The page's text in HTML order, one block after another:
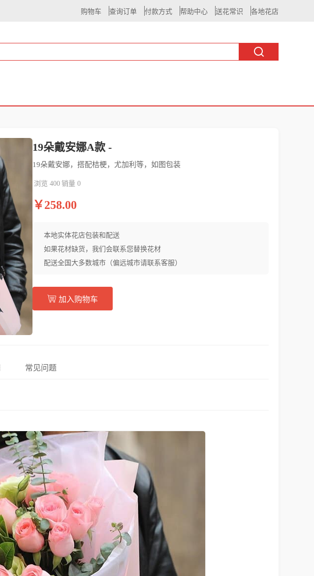
购物车 查询订单 付款方式 帮助中心 送花常识 各地花店
19朵戴安娜A款 -
19朵戴安娜，搭配桔梗，尤加利等，如图包装
浏览 400 销量 0
￥258.00
本地实体花店包装和配送
如果花材缺货，我们会联系您替换花材
配送全国大多数城市（偏远城市请联系客服）
加入购物车
常见问题